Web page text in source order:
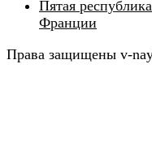
Пятая
Франции
Права защищены v-